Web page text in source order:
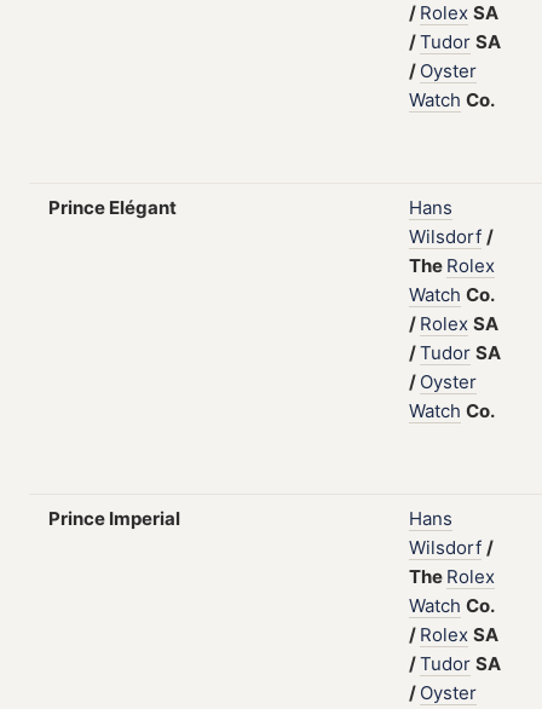
/ Rolex SA
/Tudor SA
/ Oyster
Watch Co.
Prince Elégant
Hans
Wilsdorf /
The Rolex
Watch Co.
/ Rolex SA
/Tudor SA
/ Oyster
Watch Co.
Prince Imperial
Hans
Wilsdorf /
The Rolex
Watch Co.
/ Rolex SA
/Tudor SA
/ Oyster